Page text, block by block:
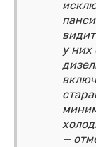
у них
—